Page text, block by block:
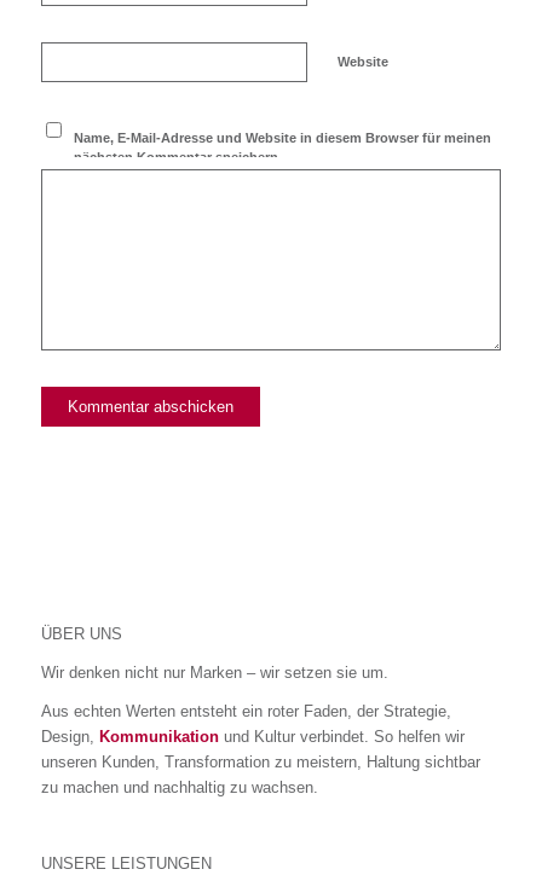
Website
Name, E-Mail-Adresse und Website in diesem Browser für meinen
nächsten Kommentar speichern.
ÜBER UNS
Wir denken nicht nur Marken – wir setzen sie um.
Aus echten Werten entsteht ein roter Faden, der Strategie,
Design,
Kommunikationund Kultur verbindet. So helfen wir
unseren Kunden, Transformation zu meistern, Haltung sichtbar
zu machen und nachhaltig zu wachsen.
UNSERE LEISTUNGEN